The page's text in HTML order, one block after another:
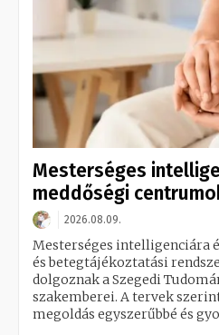
Mesterséges
meddőségi
2026.08.09.
Mesterséges intelligenciára
és betegtájékoztatási
dolgoznak a Szegedi
szakemberei. A tervek
megoldás egyszerűbbé és